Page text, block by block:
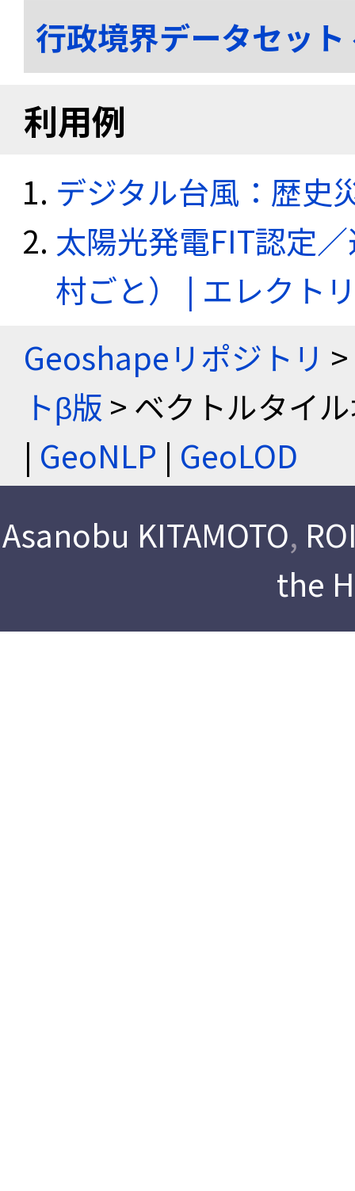
行政境界データセッ
利用例
デジタル台風：歴史
太陽光発電FIT認定
村ごと） | エレクト
Geoshapeリポジトリ >
トβ版 > ベクトルタイ
| GeoNLP | GeoLOD
Asanobu KITAMOTO,
the